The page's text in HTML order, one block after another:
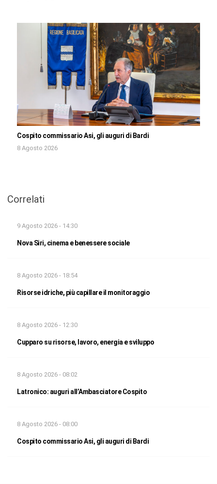
Cospito commissario Asi, gli auguri di Bardi
8 Agosto 2026
Correlati
9 Agosto 2026 - 14:30
Nova Siri, cinema e benessere sociale
8 Agosto 2026 - 18:54
Risorse idriche, più capillare il monitoraggio
8 Agosto 2026 - 12:30
Cupparo su risorse, lavoro, energia e sviluppo
8 Agosto 2026 - 08:02
Latronico: auguri all’Ambasciatore Cospito
8 Agosto 2026 - 08:00
Cospito commissario Asi, gli auguri di Bardi